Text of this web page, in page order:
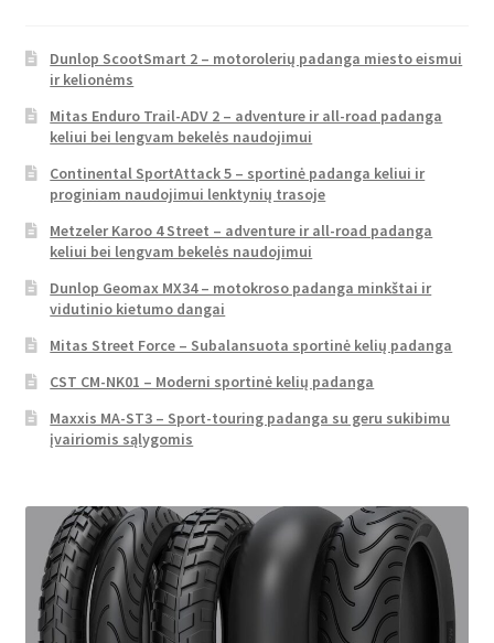
Dunlop ScootSmart 2 – motorolerių padanga miesto eismui
ir kelionėms
Mitas Enduro Trail-ADV 2 – adventure ir all-road padanga
keliui bei lengvam bekelės naudojimui
Continental SportAttack 5 – sportinė padanga keliui ir
proginiam naudojimui lenktynių trasoje
Metzeler Karoo 4 Street – adventure ir all-road padanga
keliui bei lengvam bekelės naudojimui
Dunlop Geomax MX34 – motokroso padanga minkštai ir
vidutinio kietumo dangai
Mitas Street Force – Subalansuota sportinė kelių padanga
CST CM-NK01 – Moderni sportinė kelių padanga
Maxxis MA-ST3 – Sport-touring padanga su geru sukibimu
įvairiomis sąlygomis